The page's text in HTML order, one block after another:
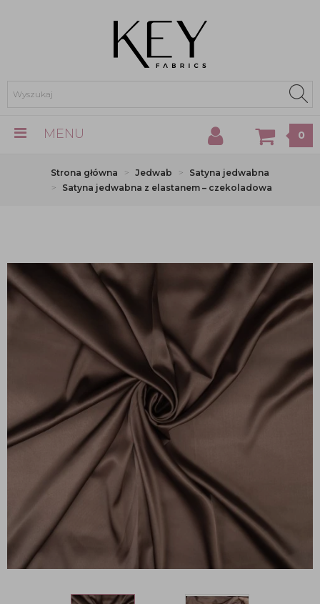
MENU 0
Strona główna Jedwab
Satyna jedwabna
Satyna jedwabna z elastanem – czekoladowa